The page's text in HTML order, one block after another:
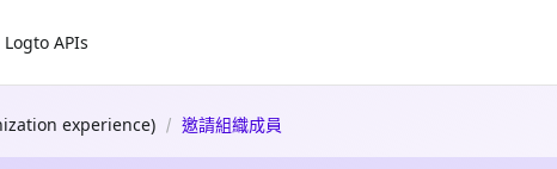
Logto APIs
experience) 邀請組織成員